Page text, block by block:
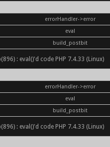
errorHandler->error
eval
build_postbit
: eval()'d code PHP 7.4.33 (Linux)
errorHandler->error
eval
build_postbit
: eval()'d code PHP 7.4.33 (Linux)